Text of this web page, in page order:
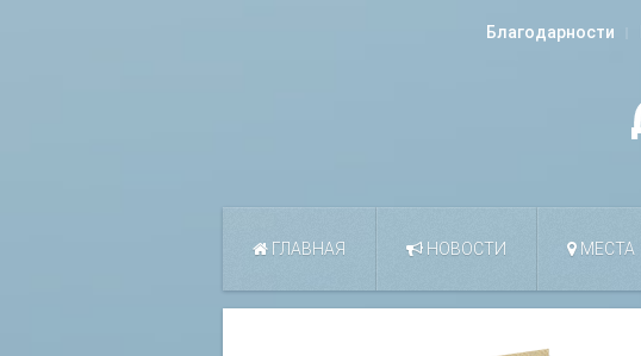
Благодарности
ГЛАВНАЯ НОВОСТИ МЕСТА